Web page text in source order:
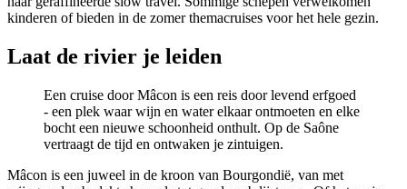
kinderen of bieden in de zomer themacruises voor het hele gezin.
Laat de rivier je leiden
Een cruise door Mâcon is een reis door levend erfgoed
- een plek waar wijn en water elkaar ontmoeten en elke
bocht een nieuwe schoonheid onthult. Op de Saône
vertraagt de tijd en ontwaken je zintuigen.
Mâcon is een juweel in de kroon van Bourgondië, van met